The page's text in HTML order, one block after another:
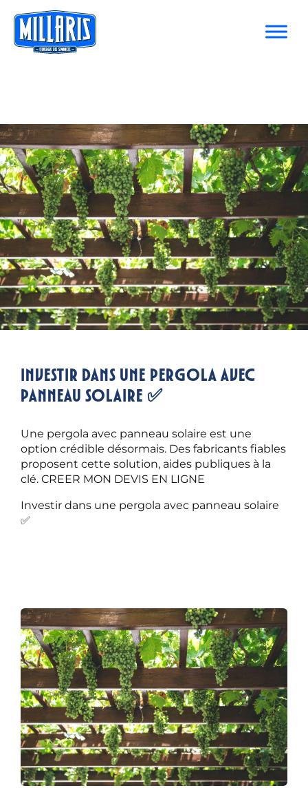
Investir dans une pergola avec
panneau solaire ✅
Une pergola avec panneau solaire est une
option crédible désormais. Des fabricants fiables
proposent cette solution, aides publiques à la
clé. CREER MON DEVIS EN LIGNE
Investir dans une pergola avec panneau solaire
✅